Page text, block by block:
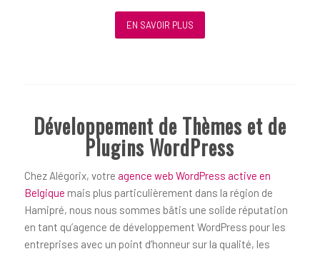
EN SAVOIR PLUS
Développement de Thèmes et de
Plugins WordPress
Chez Alégorix, votre agence web WordPress active en
Belgique mais plus particulièrement dans la région de
Hamipré, nous nous sommes bâtis une solide réputation
en tant qu’agence de développement WordPress pour les
entreprises avec un point d’honneur sur la qualité, les